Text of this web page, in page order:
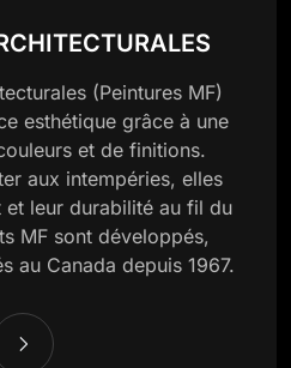
(Peintures MF)
esthétique grâce à une
et de finitions.
aux intempéries, elles
leur durabilité au fil du
MF sont développés,
au Canada depuis 1967.